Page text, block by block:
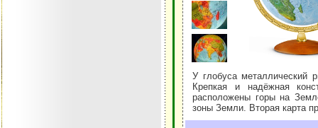
У глобуса металлический
Крепкая и надёжная
расположены горы на
зоны Земли. Вторая карта